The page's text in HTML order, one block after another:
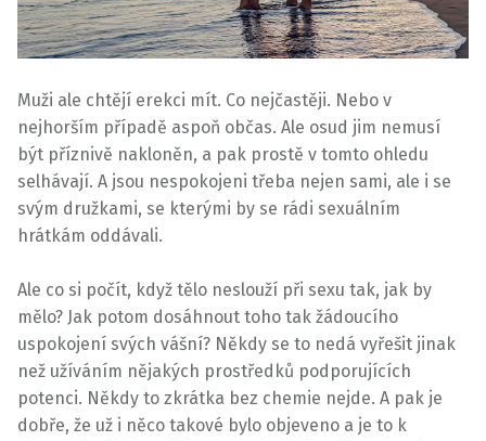
Muži ale chtějí erekci mít. Co nejčastěji. Nebo v
nejhorším případě aspoň občas. Ale osud jim nemusí
být příznivě nakloněn, a pak prostě v tomto ohledu
selhávají. A jsou nespokojeni třeba nejen sami, ale i se
svým družkami, se kterými by se rádi sexuálním
hrátkám oddávali.
Ale co si počít, když tělo neslouží při sexu tak, jak by
mělo? Jak potom dosáhnout toho tak žádoucího
uspokojení svých vášní? Někdy se to nedá vyřešit jinak
než užíváním nějakých prostředků podporujících
potenci. Někdy to zkrátka bez chemie nejde. A pak je
dobře, že už i něco takové bylo objeveno a je to k